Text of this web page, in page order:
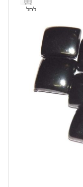
המטייט
לסל